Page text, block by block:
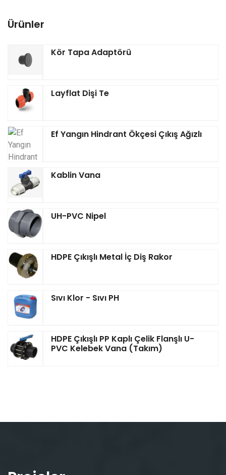
Ürünler
Kör Tapa Adaptörü
Layflat Dişi Te
Ef Yangın Hindrant Ökçesi Çıkış Ağızlı
Kablin Vana
UH-PVC Nipel
HDPE Çıkışlı Metal İç Diş Rakor
Sıvı Klor - Sıvı PH
HDPE Çıkışlı PP Kaplı Çelik Flanşlı U-
PVC Kelebek Vana (Takım)